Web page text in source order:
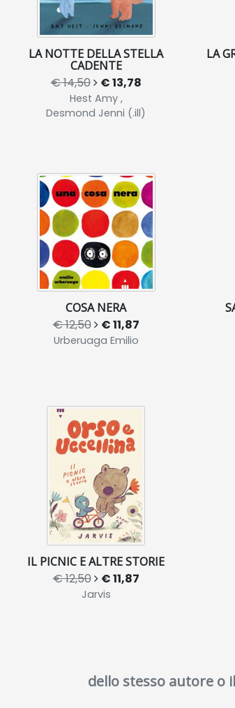
LA NOTTE DELLA STELLA
CADENTE
€ 14,50 € 13,78
Hest Amy ,
Desmond Jenni (.ill)
LA
COSA NERA
€ 12,50 € 11,87
Urberuaga Emilio
IL PICNIC E ALTRE STORIE
€ 12,50 € 11,87
Jarvis
dello stesso autore o